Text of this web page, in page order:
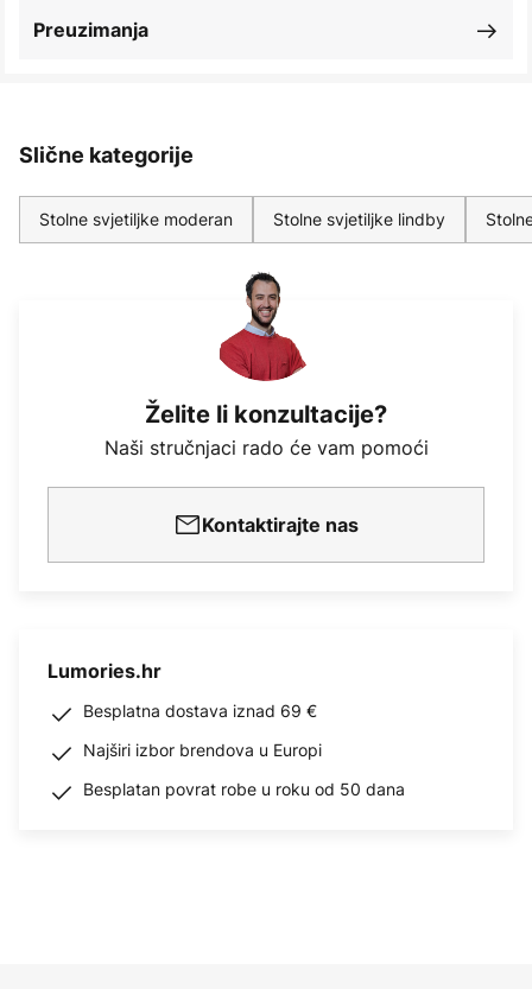
Preuzimanja
Slične kategorije
Stolne svjetiljke moderan Stolne svjetiljke lindby
Želite li konzultacije?
Naši stručnjaci rado će vam pomoći
Kontaktirajte nas
Lumories.hr
Besplatna dostava iznad 69 €
Najširi izbor brendova u Europi
Besplatan povrat robe u roku od 50 dana